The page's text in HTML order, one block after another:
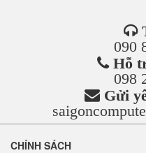
090
Hỗ
098
Gửi
CHÍNH SÁCH